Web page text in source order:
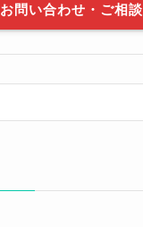
お問い合わせ・ご相談